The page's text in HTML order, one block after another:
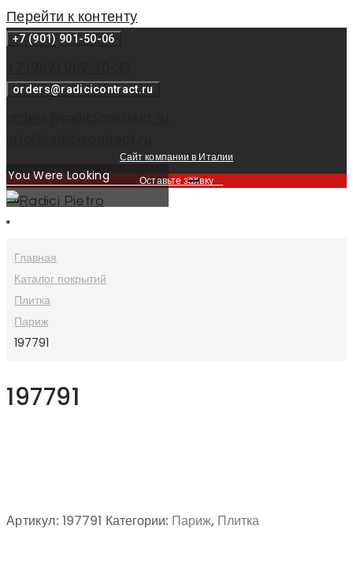
Перейти к контенту
+7 (901) 901-50-06
orders@radicicontract.ru
Сайт компании в Италии
Оставьте заявку
Главная
Каталог покрытий
Плитка
Париж
197791
197791
Артикул:197791 Категории: Париж, Плитка